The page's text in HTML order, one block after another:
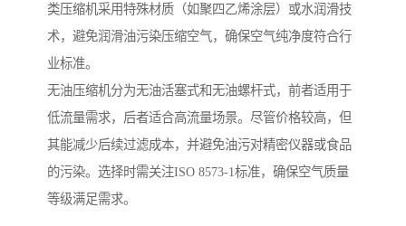
类压缩机采用特殊材质（如聚四乙烯涂层）或水润滑技
术，避免润滑油污染压缩空气，确保空气纯净度符合行
业标准。
无油压缩机分为无油活塞式和无油螺杆式，前者适用于
低流量需求，后者适合高流量场景。尽管价格较高，但
其能减少后续过滤成本，并避免油污对精密仪器或食品
的污染。选择时需关注ISO 8573-1标准，确保空气质量
等级满足需求。